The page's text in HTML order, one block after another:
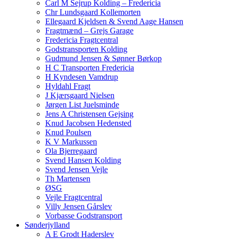
Carl M Sejrup Kolding – Fredericia
Chr Lundsgaard Kollemorten
Ellegaard Kjeldsen & Svend Aage Hansen
Fragtmænd – Grejs Garage
Fredericia Fragtcentral
Godstransporten Kolding
Gudmund Jensen & Sønner Børkop
H C Transporten Fredericia
H Kyndesen Vamdrup
Hyldahl Fragt
J Kjærsgaard Nielsen
Jørgen List Juelsminde
Jens A Christensen Gejsing
Knud Jacobsen Hedensted
Knud Poulsen
K V Markussen
Ola Bjerregaard
Svend Hansen Kolding
Svend Jensen Vejle
Th Martensen
ØSG
Vejle Fragtcentral
Villy Jensen Gårslev
Vorbasse Godstransport
Sønderjylland
A E Grodt Haderslev